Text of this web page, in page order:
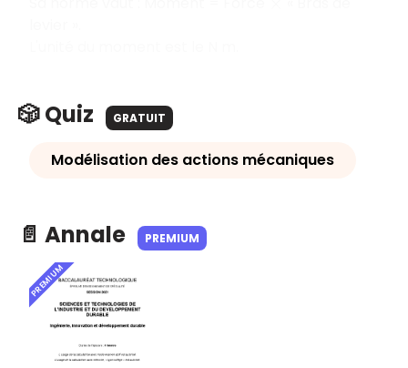
🎲 Quiz GRATUIT
Modélisation des actions mécaniques
📄 Annale PREMIUM
PREMIUM